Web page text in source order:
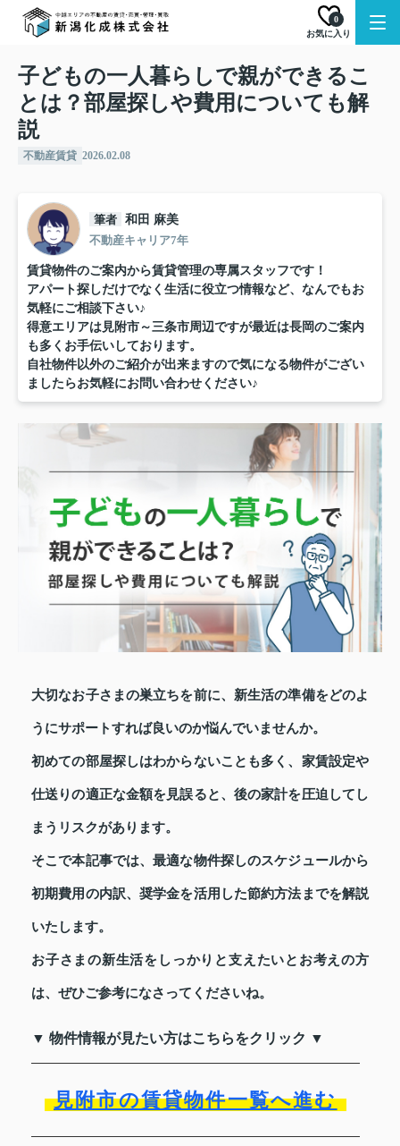
お気に入り
0
子どもの一人暮らしで親ができるこ
とは？部屋探しや費用についても解
説
不動産賃貸 2026.02.08
筆者 和田 麻美
不動産キャリア7年
賃貸物件のご案内から賃貸管理の専属スタッフです！
アパート探しだけでなく生活に役立つ情報など、なんでもお
気軽にご相談下さい♪
得意エリアは見附市～三条市周辺ですが最近は長岡のご案内
も多くお手伝いしております。
自社物件以外のご紹介が出来ますので気になる物件がござい
ましたらお気軽にお問い合わせください♪
大切なお子さまの巣立ちを前に、新生活の準備をどのよ
うにサポートすれば良いのか悩んでいませんか。
初めての部屋探しはわからないことも多く、家賃設定や
仕送りの適正な金額を見誤ると、後の家計を圧迫してし
まうリスクがあります。
そこで本記事では、最適な物件探しのスケジュールから
初期費用の内訳、奨学金を活用した節約方法までを解説
いたします。
お子さまの新生活をしっかりと支えたいとお考えの方
は、ぜひご参考になさってくださいね。
▼ 物件情報が見たい方はこちらをクリック ▼
見附市の賃貸物件一覧へ進む